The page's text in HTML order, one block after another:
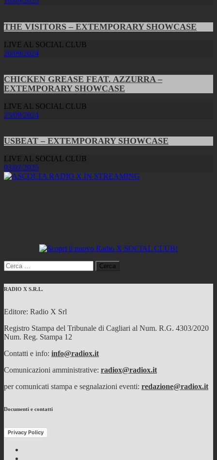
THE VISITORS – EXTEMPORARY SHOWCASE
LIVE AL SOCIAL CLUB
20/09/2024
CHICKEN GREASE FEAT. AZZURRA –
EXTEMPORARY SHOWCASE
LIVE AL SOCIAL CLUB
23/09/2024
USBEAT – EXTEMPORARY SHOWCASE
LIVE AL SOCIAL CLUB
03/02/2025
Ricerca
per:
RADIO X S.R.L.
Editore: Radio X Srl
Registro Stampa del Tribunale di Cagliari al Num. R.G. 4303/2020
Num. Reg. Stampa 12
Contatti e info: info@radiox.it
Comunicazioni amministrative: radiox@radiox.it
per comunicati stampa e segnalazioni eventi: redazione@radiox.it
Documenti e contatti
Privacy Policy